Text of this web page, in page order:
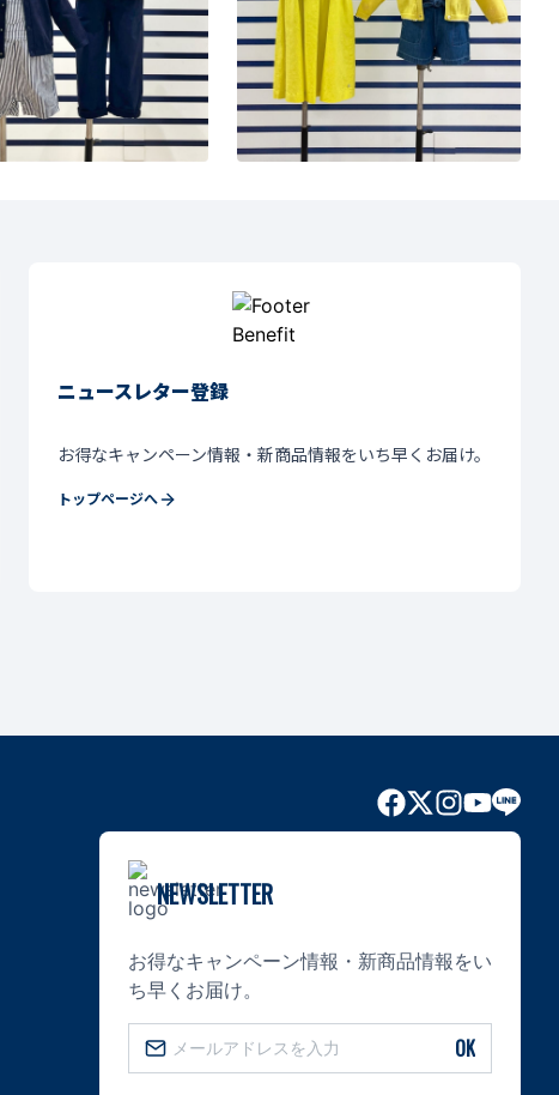
ニュースレター登録
お得なキャンペーン情報・新商品情報をいち早くお届け。
トップページへ
NEWSLETTER
お得なキャンペーン情報・新商品情報をい
ち早くお届け。
OK